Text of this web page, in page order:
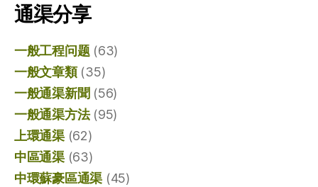
通渠分享
一般工程问题(63)
一般文章類(35)
一般通渠新聞 (56)
一般通渠方法(95)
上環通渠(62)
中區通渠(63)
中環蘇豪區通渠 (45)